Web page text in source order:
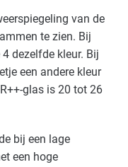
van de
te zien. Bij
dezelfde kleur. Bij
een andere kleur
glas is 20 tot 26
bij een lage
een hoge